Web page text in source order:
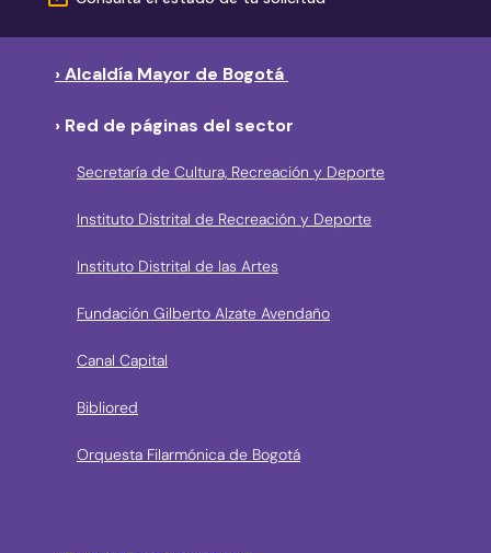
› Alcaldía Mayor de Bogotá
› Red de páginas del sector
Secretaría de Cultura, Recreación y Deporte
Instituto Distrital de Recreación y Deporte
Instituto Distrital de las Artes
Fundación Gilberto Alzate Avendaño
Canal Capital
Bibliored
Orquesta Filarmónica de Bogotá